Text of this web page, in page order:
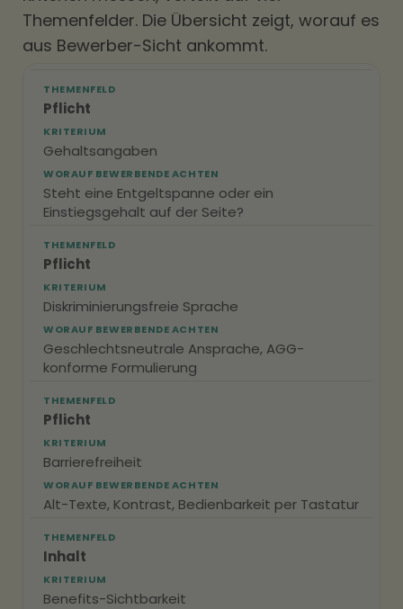
Themenfelder. Die Übersicht zeigt, worauf es
aus Bewerber-Sicht ankommt.
THEMENFELD
Pflicht
KRITERIUM
Gehaltsangaben
WORAUF BEWERBENDE ACHTEN
Steht eine Entgeltspanne oder ein
Einstiegsgehalt auf der Seite?
THEMENFELD
Pflicht
KRITERIUM
Diskriminierungsfreie Sprache
WORAUF BEWERBENDE ACHTEN
Geschlechtsneutrale Ansprache, AGG-
konforme Formulierung
THEMENFELD
Pflicht
KRITERIUM
Barrierefreiheit
WORAUF BEWERBENDE ACHTEN
Alt-Texte, Kontrast, Bedienbarkeit per Tastatur
THEMENFELD
Inhalt
KRITERIUM
Benefits-Sichtbarkeit